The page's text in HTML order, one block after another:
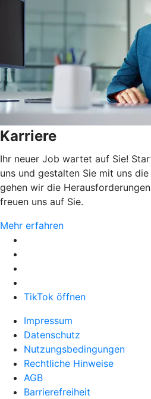
Karriere
Ihr neuer Job wartet auf Sie!
uns und gestalten Sie mit uns
gehen wir die
freuen uns auf Sie.
Mehr erfahren
TikTok öffnen
Impressum
Datenschutz
Nutzungsbedingungen
Rechtliche Hinweise
AGB
Barrierefreiheit